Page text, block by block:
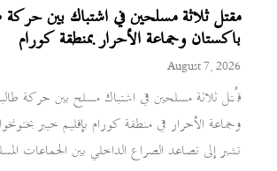
مقتل ثلاثة مسلحين في اشتباك بين حركة
باكستان وجماعة الأحرار بمنطقة كورام
August 7, 2026
قُتل ثلاثة مسلحين في اشتباك مسلح بين حركة
وجماعة الأحرار في منطقة كورام بإقليم خيبر
تشير إلى تصاعد الصراع الداخلي بين الجماعات